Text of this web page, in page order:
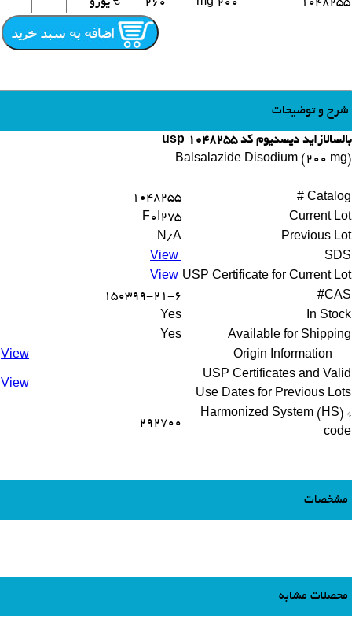
شرح و توضیحات
بالسالازاید دیسدیوم کد 1048255 usp
Balsalazide Disodium (200 mg)
Catalog #
1048255
Current Lot
F0I275
Previous Lot
N/A
SDS
USP Certificate for Current Lot
CAS#
150399-21-6
In Stock
Yes
Available for Shipping
Yes
View
USP Certificates and Valid
Use Dates for Previous Lots
View
* Harmonized System (HS)
code
292700
مشخصات
محصلات مشابه